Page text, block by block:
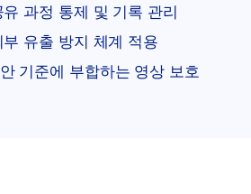
유 과정 통제 및 기록 관리
부 유출 방지 체계 적용
기준에 부합하는 영상 보호